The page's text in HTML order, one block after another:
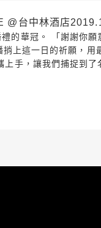
@台中林酒店
的華冠。 「謝謝你
上這一日的祈願，
上手，讓我們捕捉到